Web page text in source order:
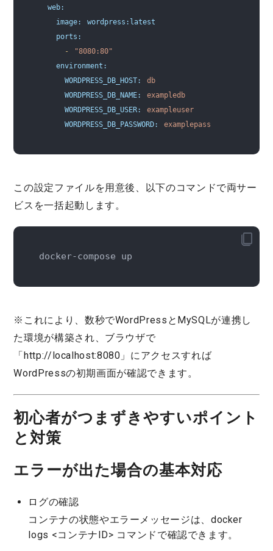
  web:
    image:
wordpress:latest
    ports:
      -
"8080:80"
    environment:
      WORDPRESS_DB_HOST:
db
      WORDPRESS_DB_NAME:
exampledb
      WORDPRESS_DB_USER:
exampleuser
      WORDPRESS_DB_PASSWORD:
examplepass
この設定ファイルを用意後、以下のコマンドで両サー
ビスを一括起動します。
docker-compose up
※これにより、数秒でWordPressとMySQLが連携し
た環境が構築され、ブラウザで
「http://localhost:8080」にアクセスすれば
WordPressの初期画面が確認できます。
初心者がつまずきやすいポイント
と対策
エラーが出た場合の基本対応
ログの確認
コンテナの状態やエラーメッセージは、docker
logs <コンテナID> コマンドで確認できます。